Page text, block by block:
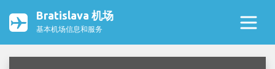
Bratislava 机场
基本机场信息和服务